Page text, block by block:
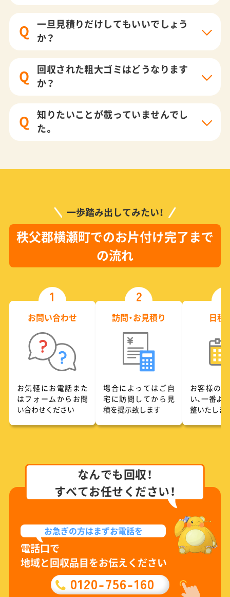
Q
一旦見積りだけしてもいいでしょう
か？
Q
回収された粗大ゴミはどうなります
か？
Q
知りたいことが載っていませんでし
た。
一歩踏み出してみたい！
秩父郡横瀬町でのお片付け完了まで
の流れ
1
お問い合わせ
お気軽にお電話また
はフォームからお問
い合わせください
2
訪問・お見積り
場合によってはご自
宅に訪問してから見
積を提示致します
日程
お客様の
い、一番よ
整いたしま
なんでも回収！
すべてお任せください！
お急ぎの方はまずお電話を
電話口で
地域と回収品目をお伝えください
0120-756-160